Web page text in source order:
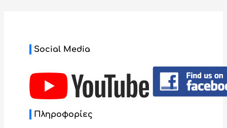
Social Media
Πληροφορίες